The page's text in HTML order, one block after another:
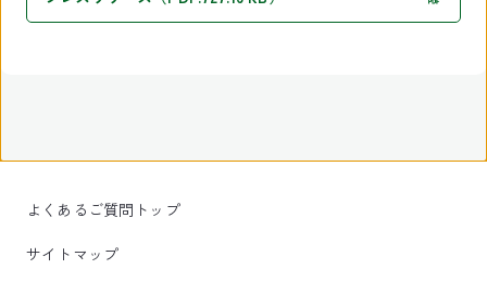
よくあるご質問トップ
サイトマップ